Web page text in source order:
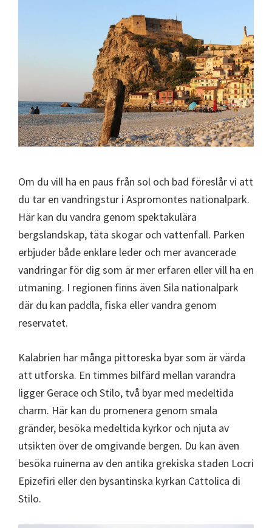
Om du vill ha en paus från sol och bad föreslår vi att
du tar en vandringstur i Aspromontes nationalpark.
Här kan du vandra genom spektakulära
bergslandskap, täta skogar och vattenfall. Parken
erbjuder både enklare leder och mer avancerade
vandringar för dig som är mer erfaren eller vill ha en
utmaning. I regionen finns även Sila nationalpark
där du kan paddla, fiska eller vandra genom
reservatet.
Kalabrien har många pittoreska byar som är värda
att utforska. En timmes bilfärd mellan varandra
ligger Gerace och Stilo, två byar med medeltida
charm. Här kan du promenera genom smala
gränder, besöka medeltida kyrkor och njuta av
utsikten över de omgivande bergen. Du kan även
besöka ruinerna av den antika grekiska staden Locri
Epizefiri eller den bysantinska kyrkan Cattolica di
Stilo.